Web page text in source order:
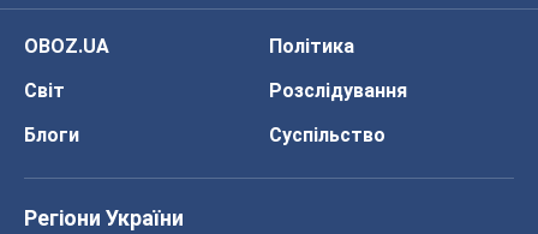
OBOZ.UA
Політика
Світ
Розслідування
Блоги
Суспільство
Регіони України